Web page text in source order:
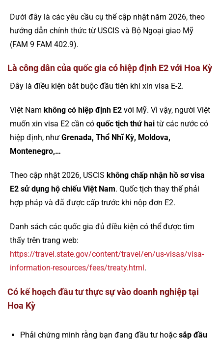
Dưới đây là các yêu cầu cụ thể cập nhật năm 2026, theo
hướng dẫn chính thức từ USCIS và Bộ Ngoại giao Mỹ
(FAM 9 FAM 402.9).
Là công dân của quốc gia có hiệp định E2 với Hoa Kỳ
Đây là điều kiện bắt buộc đầu tiên khi xin visa E-2.
Việt Nam không có hiệp định E2 với Mỹ. Vì vậy, người Việt
muốn xin visa E2 cần có quốc tịch thứ hai từ các nước có
hiệp định, như Grenada, Thổ Nhĩ Kỳ, Moldova,
Montenegro,…
Theo cập nhật 2026, USCIS không chấp nhận hồ sơ visa
E2 sử dụng hộ chiếu Việt Nam. Quốc tịch thay thế phải
hợp pháp và đã được cấp trước khi nộp đơn E2.
Danh sách các quốc gia đủ điều kiện có thể được tìm
thấy trên trang web:
https://travel.state.gov/content/travel/en/us-visas/visa-
information-resources/fees/treaty.html.
Có kế hoạch đầu tư thực sự vào doanh nghiệp tại
Hoa Kỳ
Phải chứng minh rằng bạn đang đầu tư hoặc sắp đầu